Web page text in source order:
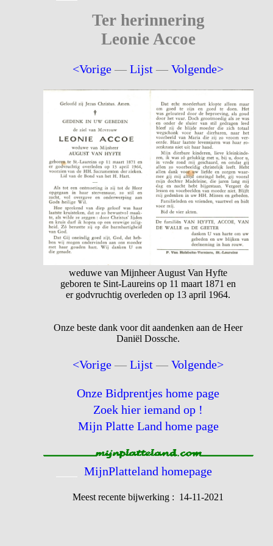
Ter herinnering
Leonie Accoe
<Vorige —Lijst —Volgende>
weduwe van Mijnheer August Van Hyfte
geboren te Sint-Laureins op 11 maart 1871 en
er godvruchtig overleden op 13 april 1964.
Onze beste dank voor dit aandenken aan de Heer
Daniël Dossche.
<Vorige —Lijst —Volgende>
Onze Bidprentjes home page
Zoek hier iemand op !
Mijn Platte Land home page
MijnPlatteland homepage
Meest recente bijwerking : 14-11-2021